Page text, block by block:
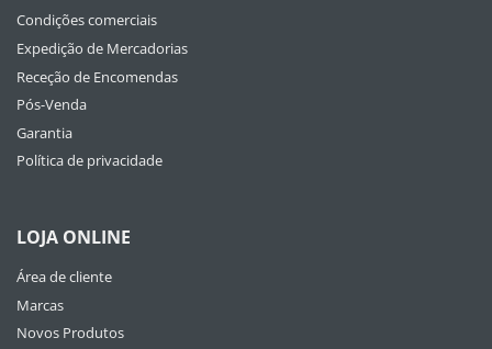
Condições comerciais
Expedição de Mercadorias
Receção de Encomendas
Pós-Venda
Garantia
Política de privacidade
LOJA ONLINE
Área de cliente
Marcas
Novos Produtos